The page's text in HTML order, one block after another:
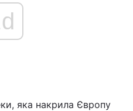
яка накрила Європу